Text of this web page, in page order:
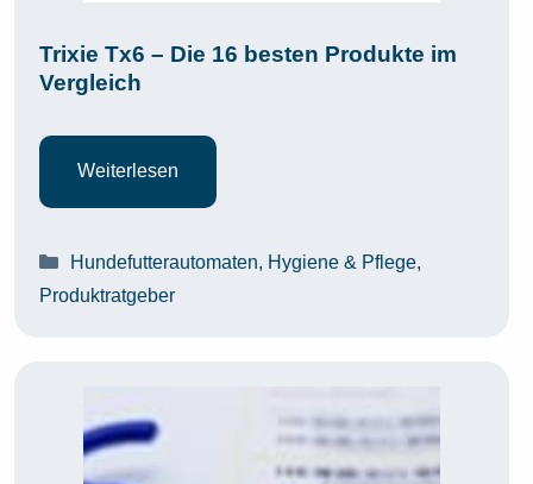
Trixie Tx6 – Die 16 besten Produkte im
Vergleich
Weiterlesen
Kategorien
Hundefutterautomaten, Hygiene & Pflege,
Produktratgeber